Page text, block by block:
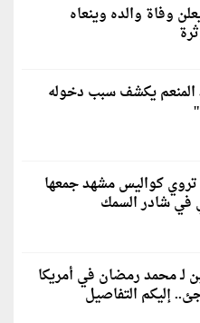
وفاة والده وينعاه
يكشف سبب دخوله
تروي كواليس مشهد جمعها
في شادر السمك
لـ محمد رمضان في أمريكا
إليكم التفاصيل